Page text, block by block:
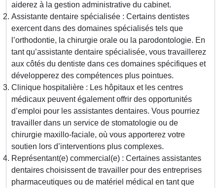
aiderez à la gestion administrative du cabinet.
Assistante dentaire spécialisée : Certains dentistes
exercent dans des domaines spécialisés tels que
l’orthodontie, la chirurgie orale ou la parodontologie. En
tant qu’assistante dentaire spécialisée, vous travaillerez
aux côtés du dentiste dans ces domaines spécifiques et
développerez des compétences plus pointues.
Clinique hospitalière : Les hôpitaux et les centres
médicaux peuvent également offrir des opportunités
d’emploi pour les assistantes dentaires. Vous pourriez
travailler dans un service de stomatologie ou de
chirurgie maxillo-faciale, où vous apporterez votre
soutien lors d’interventions plus complexes.
Représentant(e) commercial(e) : Certaines assistantes
dentaires choisissent de travailler pour des entreprises
pharmaceutiques ou de matériel médical en tant que